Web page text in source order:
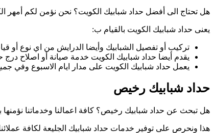
هل تحتاج الى أفضل حداد شبابيك الكويت؟ نحن نؤمن لكم أمهر
يعنى حداد شبابيك الكويت بالقيام ب:
تركيب أو تفصيل الشبابيك وأيضا الدرايش من اي نوع أو
يقدم أيضا حداد شبابيك الكويت خدمة صيانة أو اصلاح درج
يعمل حداد شبابيك الكويت على مدار ايام الاسبوع وفي
حداد شبابيك رخيص
هل تبحث عن حداد شبابيك رخيص؟ كافة اعمالنا وخدماتنا
هذا ونحرص على توفير خدمات حداد شبابيك الجليعة لكافة